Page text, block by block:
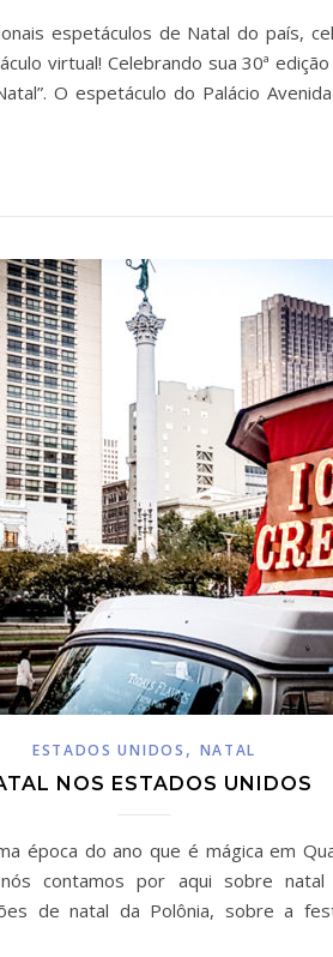
espetáculos de Natal do país,
virtual! Celebrando sua 30ª
O espetáculo do Palácio
ESTADOS UNIDOS , NATAL
NOS ESTADOS UNIDOS
época do ano que é mágica em
contamos por aqui sobre
de natal da Polônia, sobre a